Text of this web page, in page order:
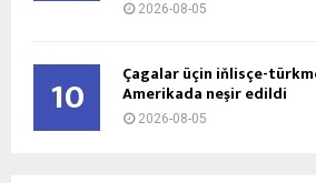
2026-08-05
10 Çagalar üçin iňlisçe-
Amerikada neşir edildi
2026-08-05